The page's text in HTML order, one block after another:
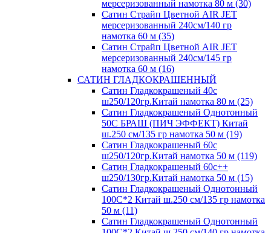
мерсеризованный намотка 80 м (30)
Сатин Страйп Цветной AIR JET
мерсеризованный 240см/140 гр
намотка 60 м (35)
Сатин Страйп Цветной AIR JET
мерсеризованный 240см/145 гр
намотка 60 м (16)
САТИН ГЛАДКОКРАШЕННЫЙ
Сатин Гладкокрашеный 40с
ш250/120гр.Китай намотка 80 м (25)
Сатин Гладкокрашеный Однотонный
50С БРАШ (ПИЧ ЭФФЕКТ) Китай
ш.250 см/135 гр намотка 50 м (19)
Сатин Гладкокрашеный 60с
ш250/120гр.Китай намотка 50 м (119)
Сатин Гладкокрашеный 60с++
ш250/130гр.Китай намотка 50 м (15)
Сатин Гладкокрашеный Однотонный
100С*2 Китай ш.250 см/135 гр намотка
50 м (11)
Сатин Гладкокрашеный Однотонный